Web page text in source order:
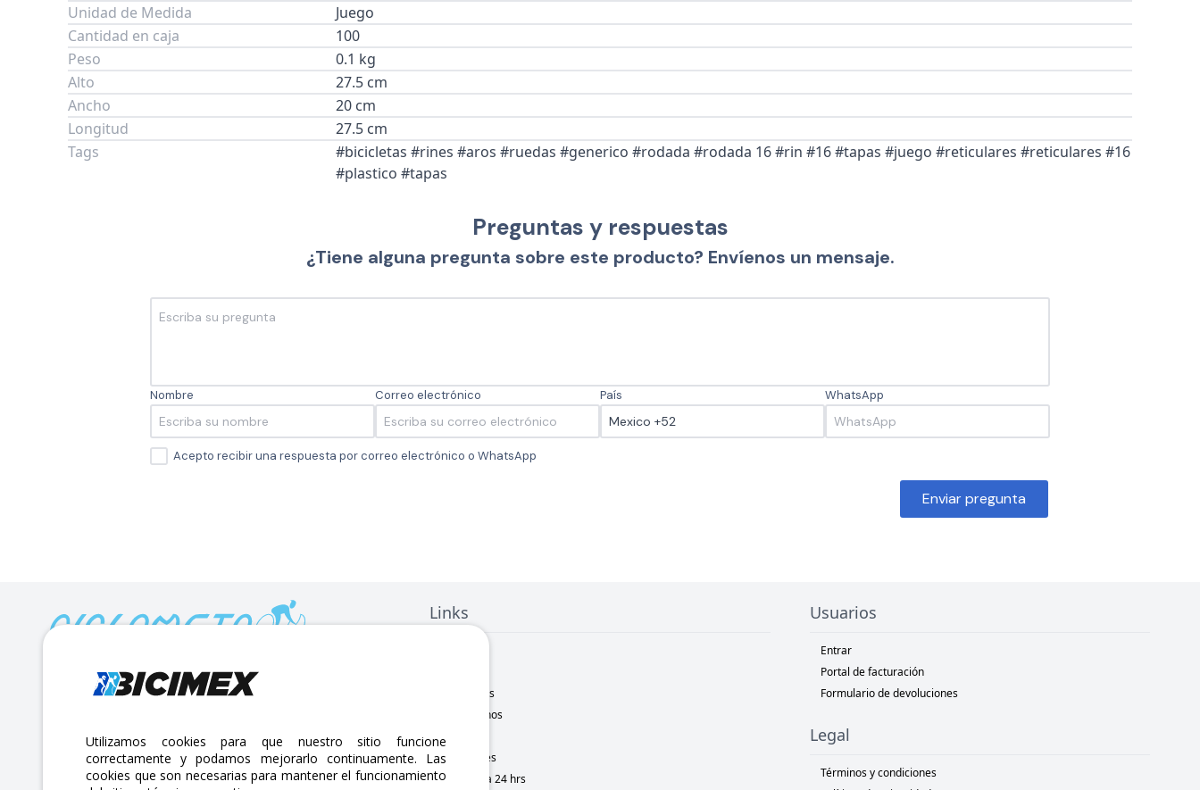
Unidad de Medida
Juego
Cantidad en caja
100
Peso
0.1 kg
Alto
27.5 cm
Ancho
20 cm
Longitud
27.5 cm
Tags
#bicicletas #rines #aros #ruedas #generico #rodada #rodada 16 #rin #16 #tapas #juego #reticulares #reticulares #16
#plastico #tapas
Preguntas y respuestas
¿Tiene alguna pregunta sobre este producto? Envíenos un mensaje.
Nombre Correo electrónico País WhatsApp
Acepto recibir una respuesta por correo electrónico o WhatsApp
Enviar pregunta
Calle Lago Müritz No. 30 Col. Mariano Escobedo,
atencionclientes@bicimex.com
Links
Sucursales
Contáctanos
Marcas
Novedades
Motometa 24 hrs
Usuarios
Entrar
Portal de facturación
Formulario de devoluciones
Legal
Términos y condiciones
Utilizamos cookies para que nuestro sitio funcione
correctamente y podamos mejorarlo continuamente. Las
cookies que son necesarias para mantener el funcionamiento